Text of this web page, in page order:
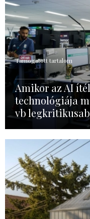
Támogatott tartalom
Amikor az AI
technológiája
vb